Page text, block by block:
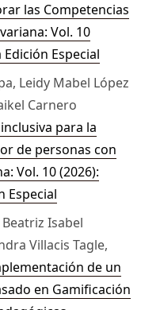
las Competencias
Vol. 10
Especial
Leidy Mabel López
Carnero
para la
de personas con
Vol. 10 (2026):
Especial
Isabel
Villacis Tagle,
de un
en Gamificación